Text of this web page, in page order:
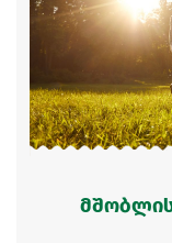
მშობლის